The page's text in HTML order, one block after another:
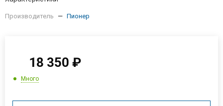
Производитель — Пионер
18 350 ₽
Много